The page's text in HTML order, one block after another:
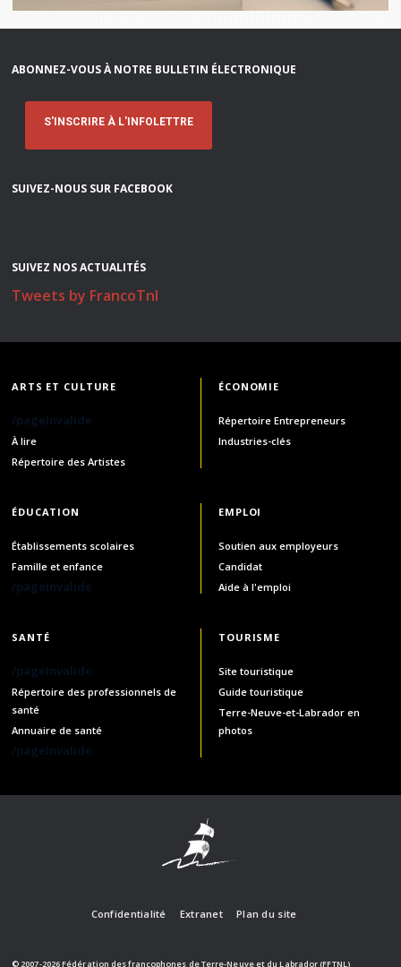
ABONNEZ-VOUS À NOTRE BULLETIN ÉLECTRONIQUE
S'INSCRIRE À L'INFOLETTRE
SUIVEZ-NOUS SUR FACEBOOK
SUIVEZ NOS ACTUALITÉS
Tweets by FrancoTnl
ARTS ET CULTURE
/pageInvalide
À lire
Répertoire des Artistes
ÉCONOMIE
Répertoire Entrepreneurs
Industries-clés
ÉDUCATION
Établissements scolaires
Famille et enfance
/pageInvalide
EMPLOI
Soutien aux employeurs
Candidat
Aide à l'emploi
SANTÉ
/pageInvalide
Répertoire des professionnels de
santé
Annuaire de santé
/pageInvalide
TOURISME
Site touristique
Guide touristique
Terre-Neuve-et-Labrador en
photos
Confidentialité Extranet Plan du site
© 2007-2026 Fédération des francophones de Terre-Neuve et du Labrador (FFTNL)